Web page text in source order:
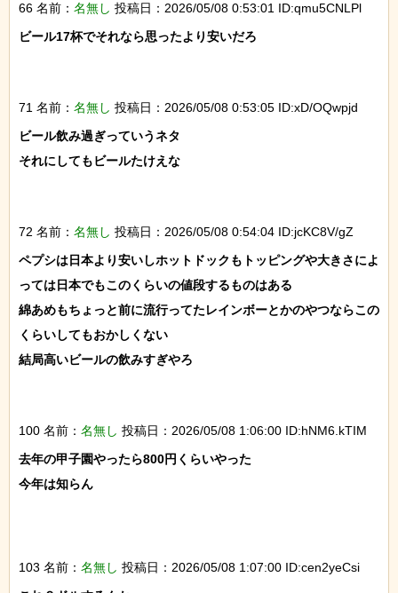
66 名前： 名無し 投稿日：2026/05/08 0:53:01 ID:qmu5CNLPl
ビール17杯でそれなら思ったより安いだろ
71 名前： 名無し 投稿日：2026/05/08 0:53:05 ID:xD/OQwpjd
ビール飲み過ぎっていうネタ
それにしてもビールたけえな
72 名前： 名無し 投稿日：2026/05/08 0:54:04 ID:jcKC8V/gZ
ペプシは日本より安いしホットドックもトッピングや大きさによ
っては日本でもこのくらいの値段するものはある
綿あめもちょっと前に流行ってたレインボーとかのやつならこの
くらいしてもおかしくない
結局高いビールの飲みすぎやろ
100 名前： 名無し 投稿日：2026/05/08 1:06:00 ID:hNM6.kTIM
去年の甲子園やったら800円くらいやった
今年は知らん
103 名前： 名無し 投稿日：2026/05/08 1:07:00 ID:cen2yeCsi